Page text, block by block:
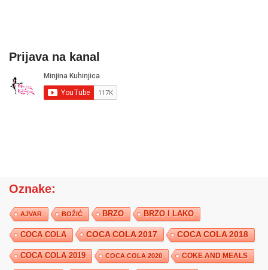
Prijava na kanal
Oznake:
AJVAR BOŽIĆ BRZO BRZO I LAKO
COCA COLA COCA COLA 2017 COCA COLA 2018
COCA COLA 2019 COCA COLA 2020 COKE AND MEALS